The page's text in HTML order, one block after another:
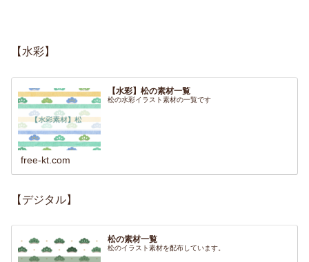
【水彩】
【水彩】松の素材一覧
松の水彩イラスト素材の一覧です
free-kt.com
【デジタル】
松の素材一覧
松のイラスト素材を配布しています。